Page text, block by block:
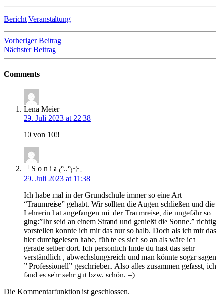
Bericht Veranstaltung
Beitragsnavigation
Vorheriger Beitrag
Nächster Beitrag
Comments
Lena Meier
29. Juli 2023 at 22:38
10 von 10!!
「S o n i a ₍ᐢ..ᐢ₎⊹」
29. Juli 2023 at 11:38
Ich habe mal in der Grundschule immer so eine Art
“Traumreise” gehabt. Wir sollten die Augen schließen und die
Lehrerin hat angefangen mit der Traumreise, die ungefähr so
ging:”Ihr seid an einem Strand und genießt die Sonne.” richtig
vorstellen konnte ich mir das nur so halb. Doch als ich mir das
hier durchgelesen habe, fühlte es sich so an als wäre ich
gerade selber dort. Ich persönlich finde du hast das sehr
verständlich , abwechslungsreich und man könnte sogar sagen
” Professionell” geschrieben. Also alles zusammen gefasst, ich
fand es sehr sehr gut bzw. schön. =)
Die Kommentarfunktion ist geschlossen.